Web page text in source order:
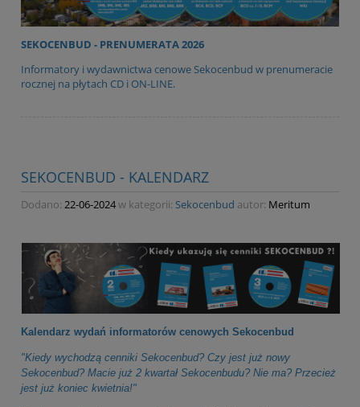
SEKOCENBUD - PRENUMERATA 2026
Informatory i wydawnictwa cenowe Sekocenbud w prenumeracie
rocznej na płytach CD i ON-LINE.
SEKOCENBUD - KALENDARZ
Dodano: 22-06-2024w kategorii: Sekocenbud autor: Meritum
Kalendarz wydań informatorów cenowych Sekocenbud
"Kiedy wychodzą cenniki Sekocenbud? Czy jest już nowy
Sekocenbud? Macie już 2 kwartał Sekocenbudu? Nie ma? Przecież
jest już koniec kwietnia!"